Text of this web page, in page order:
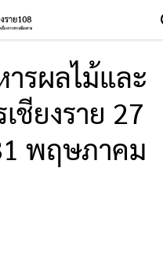
รผลไม้และ
ชียงราย 27
พฤษภาคม